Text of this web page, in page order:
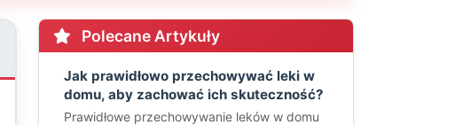
Polecane Artykuły
Jak prawidłowo przechowywać leki w
domu, aby zachować ich skuteczność?
Prawidłowe przechowywanie leków w domu